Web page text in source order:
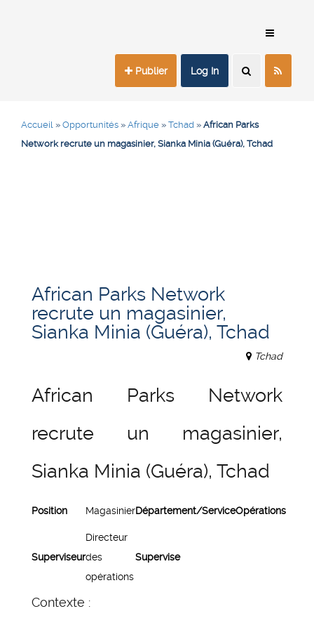
Publier Log In
Accueil » Opportunités » Afrique » Tchad » African Parks
Network recrute un magasinier, Sianka Minia (Guéra), Tchad
African Parks Network
recrute un magasinier,
Sianka Minia (Guéra), Tchad
Tchad
African Parks Network
recrute un magasinier,
Sianka Minia (Guéra), Tchad
Position MagasinierDépartement/ServiceOpérations
Superviseur
Directeur
des
opérations
Supervise
Contexte :